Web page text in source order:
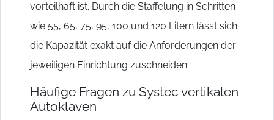
vorteilhaft ist. Durch die Staffelung in Schritten
wie 55, 65, 75, 95, 100 und 120 Litern lässt sich
die Kapazität exakt auf die Anforderungen der
jeweiligen Einrichtung zuschneiden.
Häufige Fragen zu Systec vertikalen
Autoklaven